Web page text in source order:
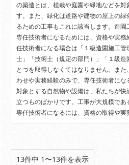
の築造とは、植栽や庭園や緑地などを
す。また、緑化は道路や建物の屋上の
るための工事もこれに該当します。造園
専任技術者になるためには、資格や実
任技術者になる場合は「１級造園施工
士」「技術士（規定の部門）」「１級
とつを取得しなくてはなりません。ま
わせや実務経験のみで、専任技術者に
対象とする自然物や設備は、私たちが
立つものばかりです。工事が大規模で
専任技術者になるには、資格の取得や実
13件中 1〜13件を表示